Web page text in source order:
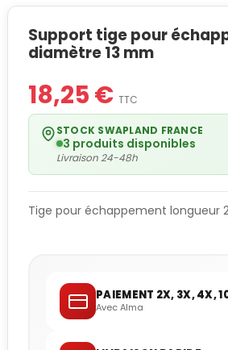
Support tige pour
diamètre 13 mm
18,25 € TTC
STOCK SWAPLAND FRANCE
3 produits disponibles
Livraison 24-48h
Tige pour échappement longueur
PAIEMENT 2X, 3X, 4X,
Avec Alma